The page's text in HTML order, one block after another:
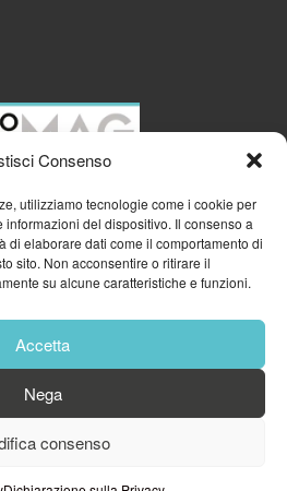
Consenso
utilizziamo tecnologie come i cookie per
del dispositivo. Il consenso a
di elaborare dati come il comportamento di
sito. Non acconsentire o ritirare il
su alcune caratteristiche e funzioni.
Accetta
Nega
consenso
S.R.L.